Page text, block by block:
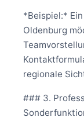
*Beispiel:*
Oldenburg
regionale
### 3.